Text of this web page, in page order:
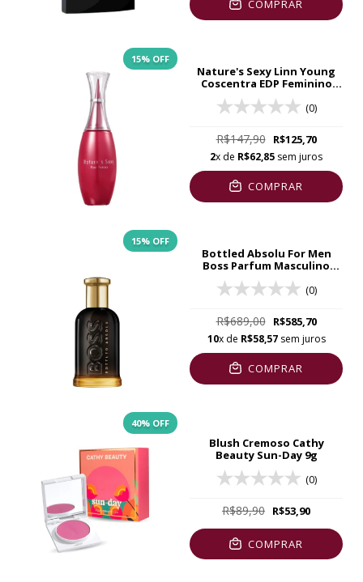
COMPRAR
15% OFF
Nature's Sexy Linn Young
Coscentra EDP Feminino
100ml
(0)
R$147,90 R$125,70
2x de R$62,85 sem juros
COMPRAR
15% OFF
Bottled Absolu For Men
Boss Parfum Masculino
50ml
(0)
R$689,00 R$585,70
10x de R$58,57sem juros
COMPRAR
40% OFF
Blush Cremoso Cathy
Beauty Sun-Day 9g
(0)
R$89,90 R$53,90
COMPRAR